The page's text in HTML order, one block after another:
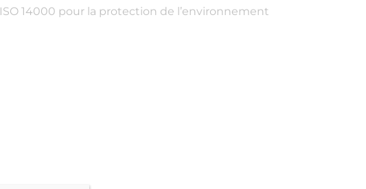
ISO 14000 pour la protection de l’environnement